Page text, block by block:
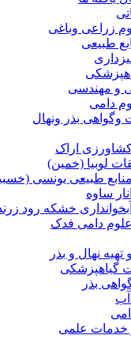
زراعی وباغی
طبیعی
و مهندسی
دامی
بذر ونهال
کشاورزی اراک
لوبیا (خمین)
منابع طبیعی یونسی
ساوه
خشکه رود
علوم دامی فدک
تهیه نهال و بذر
گیاهپزشکی
بذر
آب
خدمات علمی